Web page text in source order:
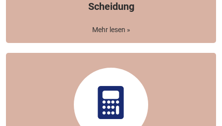
Scheidung
Mehr lesen »